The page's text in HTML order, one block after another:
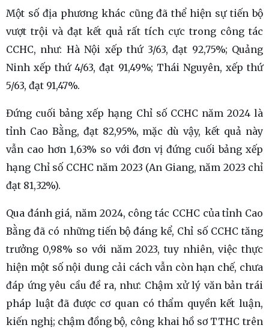
Một số địa phương khác cũng đã thể hiện sự tiến bộ
vượt trội và đạt kết quả rất tích cực trong công tác
CCHC, như: Hà Nội xếp thứ 3/63, đạt 92,75%; Quảng
Ninh xếp thứ 4/63, đạt 91,49%; Thái Nguyên, xếp thứ
5/63, đạt 91,47%.
Đứng cuối bảng xếp hạng Chỉ số CCHC năm 2024 là
tỉnh Cao Bằng, đạt 82,95%, mặc dù vậy, kết quả này
vẫn cao hơn 1,63% so với đơn vị đứng cuối bảng xếp
hạng Chỉ số CCHC năm 2023 (An Giang, năm 2023 chỉ
đạt 81,32%).
Qua đánh giá, năm 2024, công tác CCHC của tỉnh Cao
Bằng đã có những tiến bộ đáng kể, Chỉ số CCHC tăng
trưởng 0,98% so với năm 2023, tuy nhiên, việc thực
hiện một số nội dung cải cách vẫn còn hạn chế, chưa
đáp ứng yêu cầu đề ra, như: Chậm xử lý văn bản trái
pháp luật đã được cơ quan có thẩm quyền kết luận,
kiến nghị; chậm đồng bộ, công khai hồ sơ TTHC trên